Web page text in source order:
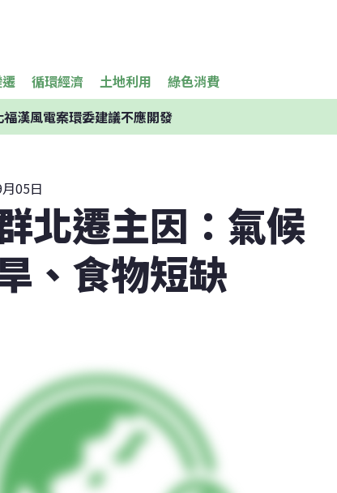
循環經濟 土地利用 綠色消費
漢風電案環委建議不應開發
05日
北遷主因：氣候
、食物短缺